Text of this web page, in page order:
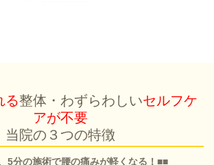
る整体・わずらわしいセルフケ
アが不要
当院の３つの特徴
5分の施術で腰の痛みが軽くなる！■■